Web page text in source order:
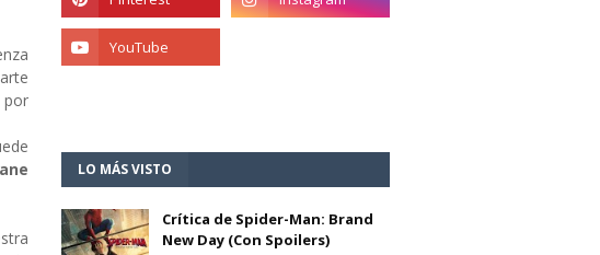
por
LO MÁS VISTO
Crítica de Spider-Man: Brand
New Day (Con Spoilers)